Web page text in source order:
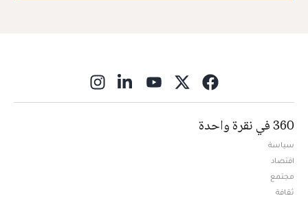
360 في نقرة واحدة
سياسة
اقتصاد
مجتمع
ثقافة